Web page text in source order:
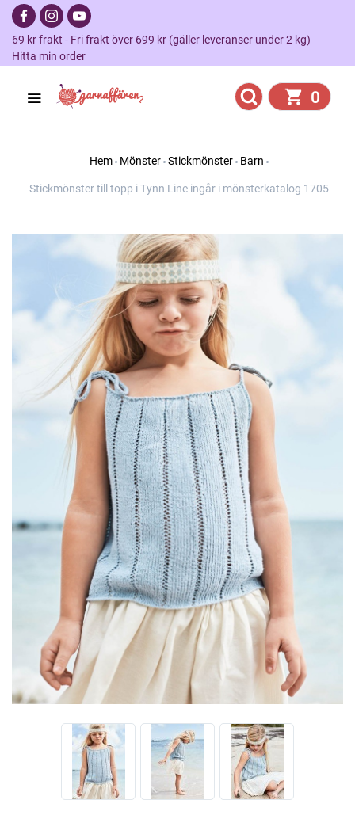
69 kr frakt - Fri frakt över 699 kr (gäller leveranser under 2 kg)
Hitta min order
0
Hem Mönster Stickmönster Barn
Stickmönster till topp i Tynn Line ingår i mönsterkatalog 1705